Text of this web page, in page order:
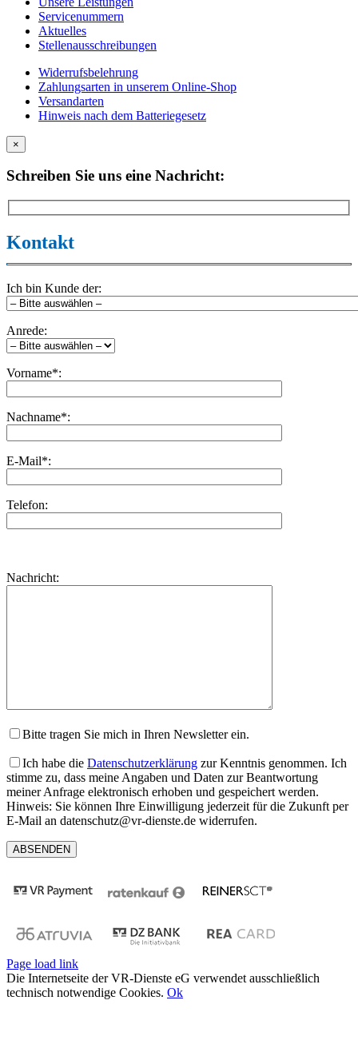
Servicenummern
Aktuelles
Stellenausschreibungen
Widerrufsbelehrung
Zahlungsarten in unserem Online-Shop
Versandarten
Hinweis nach dem Batteriegesetz
×
Schreiben Sie uns eine Nachricht:
Kontakt
Ich bin Kunde der:
Anrede:
Vorname*:
Nachname*:
E-Mail*:
Telefon:
dieses
lasse
Nachricht:
Bitte tragen Sie mich in Ihren Newsletter ein.
Ich habe die Datenschutzerklärung zur Kenntnis genommen. Ich
stimme zu, dass meine Angaben und Daten zur Beantwortung
meiner Anfrage elektronisch erhoben und gespeichert werden.
Hinweis: Sie können Ihre Einwilligung jederzeit für die Zukunft per
E-Mail an datenschutz@vr-dienste.de widerrufen.
Page load link
Die Internetseite der VR-Dienste eG verwendet ausschließlich
technisch notwendige Cookies. Ok